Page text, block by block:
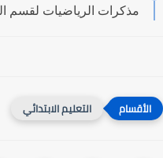
مذكرات الرياضيات لقسم
التعليم الابتدائي